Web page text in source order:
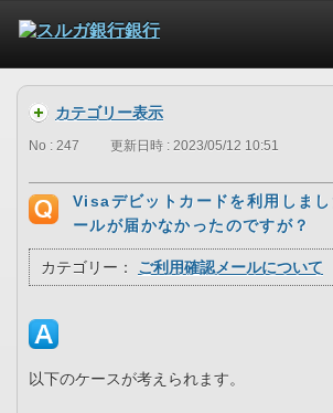
カテゴリー表示
No : 247 更新日時 : 2023/05/12 10:51
Visaデビットカードを利用しまし
ールが届かなかったのですが？
カテゴリー： ご利用確認メールについて
以下のケースが考えられます。